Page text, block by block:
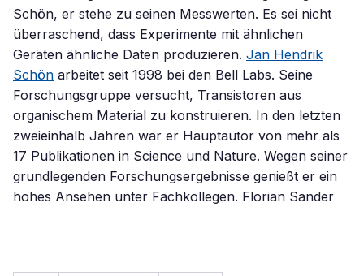
Schön, er stehe zu seinen Messwerten. Es sei nicht
überraschend, dass Experimente mit ähnlichen
Geräten ähnliche Daten produzieren. Jan Hendrik
Schön arbeitet seit 1998 bei den Bell Labs. Seine
Forschungsgruppe versucht, Transistoren aus
organischem Material zu konstruieren. In den letzten
zweieinhalb Jahren war er Hauptautor von mehr als
17 Publikationen in Science und Nature. Wegen seiner
grundlegenden Forschungsergebnisse genießt er ein
hohes Ansehen unter Fachkollegen. Florian Sander